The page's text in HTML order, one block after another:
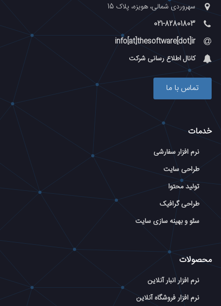
سهروردی شمالی، هویزه، پلاک 15
021-82801803
info[at]thesoftware[dot]ir
کانال اطلاع رسانی شرکت
تماس با ما
خدمات
نرم افزار سفارشی
طراحی سایت
تولید محتوا
طراحی گرافیک
سئو و بهینه سازی سایت
محصولات
نرم افزار انبار آنلاین
نرم افزار فروشگاه آنلاین